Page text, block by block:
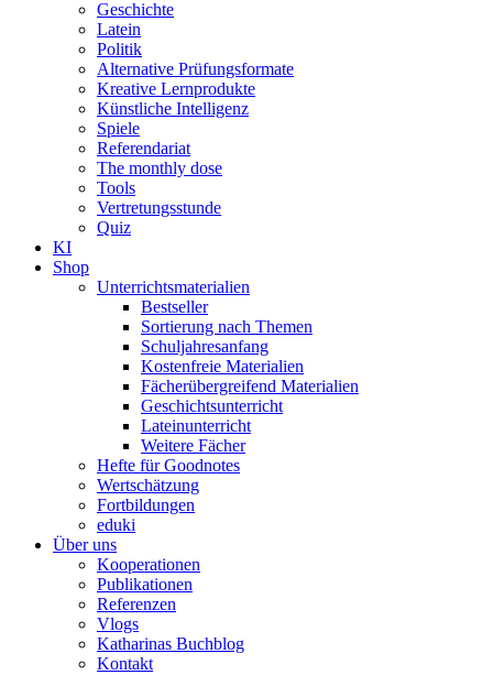
Geschichte
Latein
Politik
Alternative Prüfungsformate
Kreative Lernprodukte
Künstliche Intelligenz
Spiele
Referendariat
The monthly dose
Tools
Vertretungsstunde
Quiz
KI
Shop
Unterrichtsmaterialien
Bestseller
Sortierung nach Themen
Schuljahresanfang
Kostenfreie Materialien
Fächerübergreifend Materialien
Geschichtsunterricht
Lateinunterricht
Weitere Fächer
Hefte für Goodnotes
Wertschätzung
Fortbildungen
eduki
Über uns
Kooperationen
Publikationen
Referenzen
Vlogs
Katharinas Buchblog
Kontakt